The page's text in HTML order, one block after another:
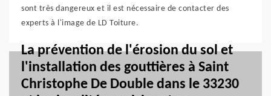
sont très dangereux et il est nécessaire de contacter des
experts à l'image de LD Toiture.
La prévention de l'érosion du sol et
l'installation des gouttières à Saint
Christophe De Double dans le 33230